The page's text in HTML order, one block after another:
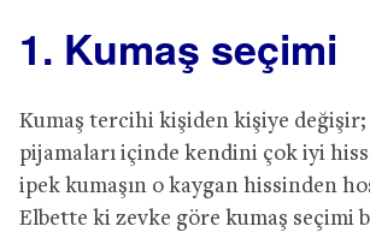
1. Kumaş seçimi
Kumaş tercihi kişiden kişiye
pijamaları içinde kendini çok iyi
ipek kumaşın o kaygan hissinden
Elbette ki zevke göre kumaş